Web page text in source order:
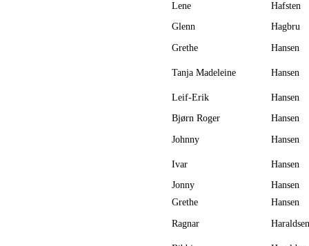
Lene
Hafsten
Glenn
Hagbru
Grethe Hansen
Tanja Madeleine Hansen
Leif-Erik
Hansen
Bjørn Roger
Hansen
Johnny Hansen
Ivar
Hansen
Jonny
Hansen
Grethe
Hansen
Ragnar Haraldsen